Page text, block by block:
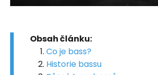
Obsah článku:
Co je bass?
Historie bassu